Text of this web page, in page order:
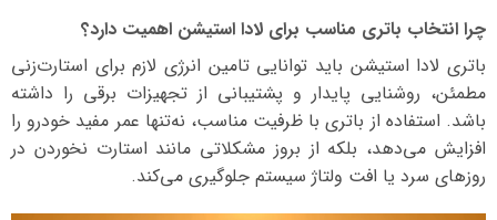
چرا انتخاب باتری مناسب برای لادا استیشن اهمیت دارد؟
باتری لادا استیشن باید توانایی تامین انرژی لازم برای استارت‌زنی
مطمئن، روشنایی پایدار و پشتیبانی از تجهیزات برقی را داشته
باشد. استفاده از باتری با ظرفیت مناسب، نه‌تنها عمر مفید خودرو را
افزایش می‌دهد، بلکه از بروز مشکلاتی مانند استارت نخوردن در
روزهای سرد یا افت ولتاژ سیستم جلوگیری می‌کند.